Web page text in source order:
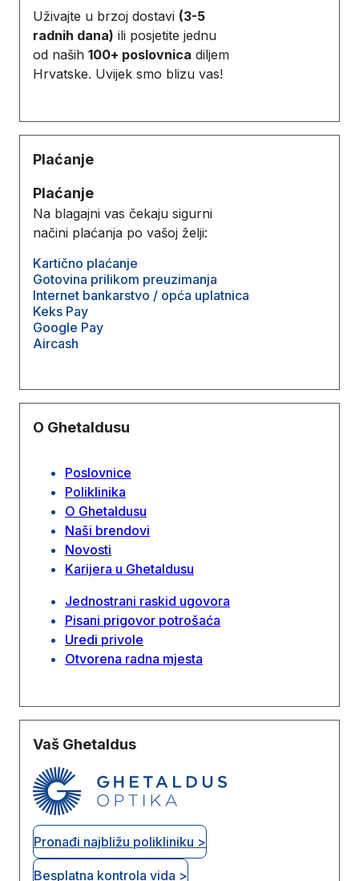
Uživajte u brzoj dostavi (3-5
radnih dana) ili posjetite jednu
od naših 100+ poslovnica diljem
Hrvatske. Uvijek smo blizu vas!
Plaćanje
Plaćanje
Na blagajni vas čekaju sigurni
načini plaćanja po vašoj želji:
Kartično plaćanje
Gotovina prilikom preuzimanja
Internet bankarstvo / opća uplatnica
Keks Pay
Google Pay
Aircash
O Ghetaldusu
Poslovnice
Poliklinika
O Ghetaldusu
Naši brendovi
Novosti
Karijera u Ghetaldusu
Jednostrani raskid ugovora
Pisani prigovor potrošaća
Uredi privole
Otvorena radna mjesta
Vaš Ghetaldus
Pronađi najbližu polikliniku >
Besplatna kontrola vida >